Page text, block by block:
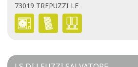
73019 TREPUZZI LE